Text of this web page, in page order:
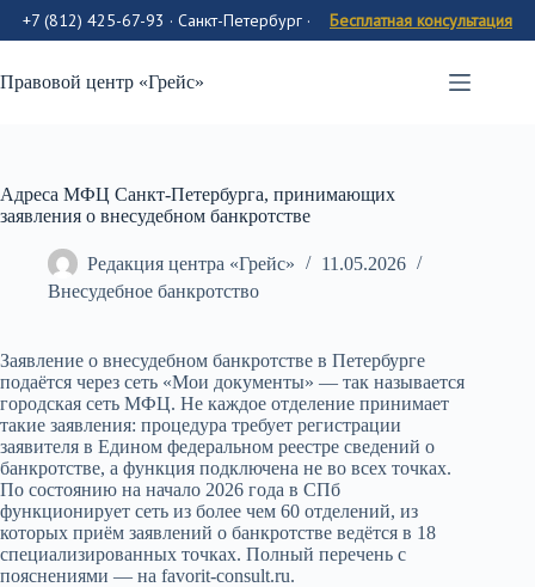
+7 (812) 425-67-93 · Санкт-Петербург · Бесплатная консультация
к
содержимому
Правовой центр «Грейс»
Адреса МФЦ Санкт-Петербурга, принимающих
заявления о внесудебном банкротстве
Редакция центра «Грейс»
11.05.2026
Внесудебное банкротство
Заявление о внесудебном банкротстве в Петербурге
подаётся через сеть «Мои документы» — так называется
городская сеть МФЦ. Не каждое отделение принимает
такие заявления: процедура требует регистрации
заявителя в Едином федеральном реестре сведений о
банкротстве, а функция подключена не во всех точках.
По состоянию на начало 2026 года в СПб
функционирует сеть из более чем 60 отделений, из
которых приём заявлений о банкротстве ведётся в 18
специализированных точках. Полный перечень с
пояснениями — на favorit-consult.ru.